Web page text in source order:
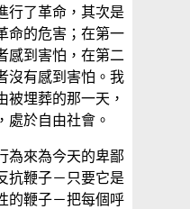
行了革命，其次是
命的危害；在第一
感到害怕，在第二
沒有感到害怕。我
被埋葬的那一天，
處於自由社會。
為來為今天的卑鄙
抗鞭子－只要它是
的鞭子－把每個呼